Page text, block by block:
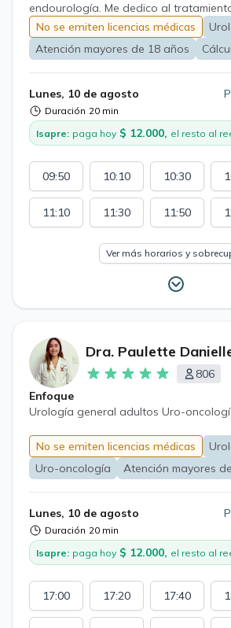
endourología. Me dedico al
quirúrgico de patologías urológicas en
mujeres, con especial énfasis en la
benigna, los cálculos urinarios y los
cáncer urológico. Realizo cirugía
la enucleación prostática con láser
quirúrgico de litiasis urinaria por
incluyendo la nefrolitotomía
laparoscópica avanzada; cirugía
abierta tanto genital como abdominal.
No se emiten licencias médicas
Atención mayores de 18 años
Lunes, 10 de agosto
Duración 20 min
Isapre: paga hoy $ 12.000, el resto al
09:50 10:10 10:30
11:10 11:30 11:50
Ver más horarios y
Dra. Paulette
806
Enfoque
Urología general adultos Uro-
No se emiten licencias médicas
Uro-oncología
Atención mayores
Lunes, 10 de agosto
Duración 20 min
Isapre: paga hoy $ 12.000, el resto al
17:00 17:20 17:40